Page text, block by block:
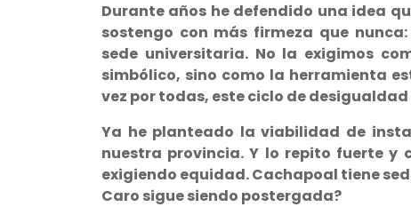
Durante años he defendido una idea
sostengo con más firmeza que
sede universitaria. No la exigimos
simbólico, sino como la herramienta
vez por todas, este ciclo de
Ya he planteado la viabilidad de
nuestra provincia. Y lo repito fuerte y
exigiendo equidad. Cachapoal tiene
Caro sigue siendo postergada?